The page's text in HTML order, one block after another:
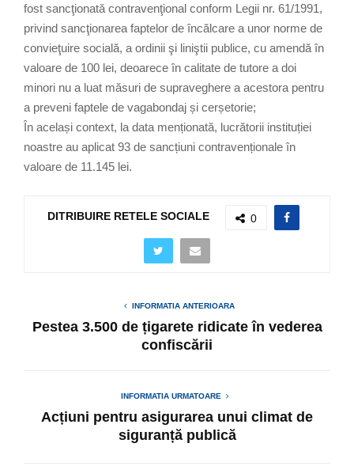
fost sancţionată contravenţional conform Legii nr. 61/1991,
privind sancţionarea faptelor de încălcare a unor norme de
convieţuire socială, a ordinii şi liniştii publice, cu amendă în
valoare de 100 lei, deoarece în calitate de tutore a doi
minori nu a luat măsuri de supraveghere a acestora pentru
a preveni faptele de vagabondaj și cerșetorie;
În același context, la data menționată, lucrătorii instituției
noastre au aplicat 93 de sancțiuni contravenționale în
valoare de 11.145 lei.
DITRIBUIRE RETELE SOCIALE 0
INFORMATIA ANTERIOARA
Pestea 3.500 de țigarete ridicate în vederea
confiscării
INFORMATIA URMATOARE
Acțiuni pentru asigurarea unui climat de
siguranță publică